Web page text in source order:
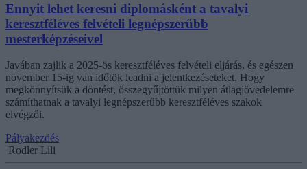
Ennyit lehet keresni diplomásként a tavalyi
keresztféléves felvételi legnépszerűbb
mesterképzéseivel
Javában zajlik a 2025-ös keresztféléves felvételi eljárás, és egészen
november 15-ig van időtök leadni a jelentkezéseteket. Hogy
megkönnyítsük a döntést, összegyűjtöttük milyen átlagjövedelemre
számíthatnak a tavalyi legnépszerűbb keresztféléves szakok
elvégzői.
Pályakezdés
Rodler Lili